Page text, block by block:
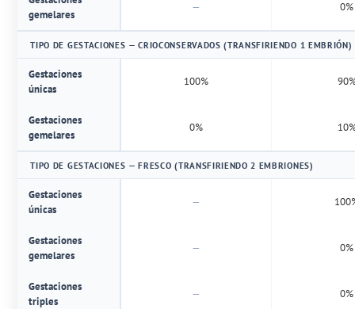
gemelares
— 0%
TIPO DE GESTACIONES — CRIOCONSERVADOS (TRANSFIRIENDO 1 EMBRIÓN)
Gestaciones
únicas
100%
Gestaciones
gemelares
0%
TIPO DE GESTACIONES — FRESCO (TRANSFIRIENDO 2 EMBRIONES)
Gestaciones
únicas
—
Gestaciones
gemelares
— 0%
Gestaciones
triples
— 0%